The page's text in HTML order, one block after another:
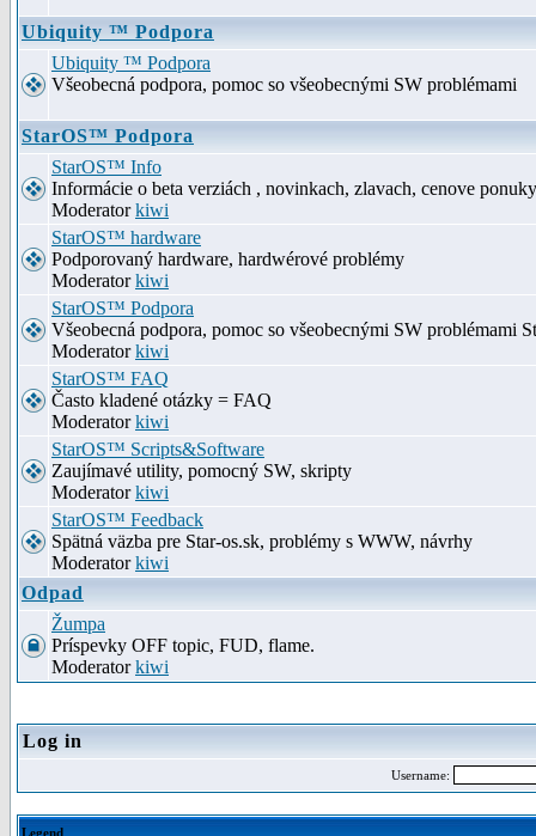
Ubiquity ™ Podpora
Ubiquity ™ Podpora
Všeobecná podpora, pomoc so všeobecnými SW problémami
StarOS™ Podpora
StarOS™ Info
Informácie o beta verziách , novinkach, zlavach, cenove ponuky
Moderatorkiwi
StarOS™ hardware
Podporovaný hardware, hardwérové problémy
Moderatorkiwi
StarOS™ Podpora
Všeobecná podpora, pomoc so všeobecnými SW problémami
Moderatorkiwi
StarOS™ FAQ
Často kladené otázky = FAQ
Moderatorkiwi
StarOS™ Scripts&Software
Zaujímavé utility, pomocný SW, skripty
Moderatorkiwi
StarOS™ Feedback
Spätná väzba pre Star-os.sk, problémy s WWW, návrhy
Moderatorkiwi
Odpad
Žumpa
Príspevky OFF topic, FUD, flame.
Moderatorkiwi
Log in
Username:
Legend